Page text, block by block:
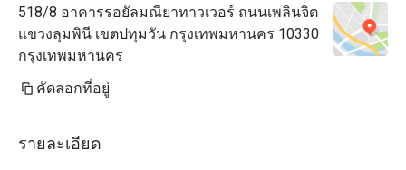
to the discount
518/8 อาคารรอยัลมณียาทาวเวอร์ ถนนเพลินจิต
แขวงลุมพินี เขตปทุมวัน กรุงเทพมหานคร 10330
กรุงเทพมหานคร
คัดลอกที่อยู่
รายละเอียด